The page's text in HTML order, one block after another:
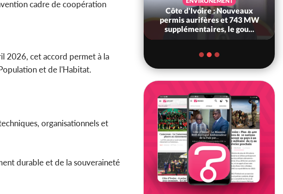
cadre de coopération
2026, cet accord permet à la
et de l'Habitat.
organisationnels et
durable et de la souveraineté
Côte d'Ivoire : Réforme
Côte d'Ivoire : Nouveaux
permis aurifères et 743 MW
supplémentaires, le gou...